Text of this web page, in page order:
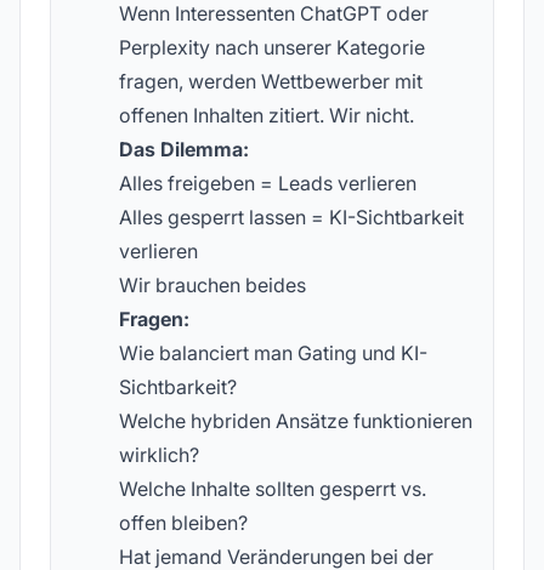
Wenn Interessenten ChatGPT oder
Perplexity nach unserer Kategorie
fragen, werden Wettbewerber mit
offenen Inhalten zitiert. Wir nicht.
Das Dilemma:
Alles freigeben = Leads verlieren
Alles gesperrt lassen = KI-Sichtbarkeit
verlieren
Wir brauchen beides
Fragen:
Wie balanciert man Gating und KI-
Sichtbarkeit?
Welche hybriden Ansätze funktionieren
wirklich?
Welche Inhalte sollten gesperrt vs.
offen bleiben?
Hat jemand Veränderungen bei der